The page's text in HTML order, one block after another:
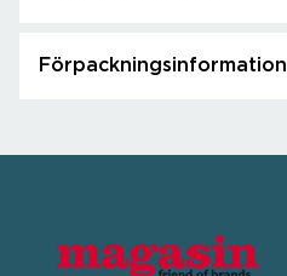
Förpackningsinformation